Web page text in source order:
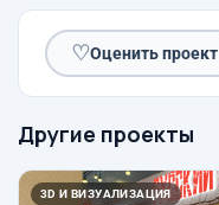
♡Оценить проект
Другие проекты
3D И ВИЗУАЛИЗАЦИЯ